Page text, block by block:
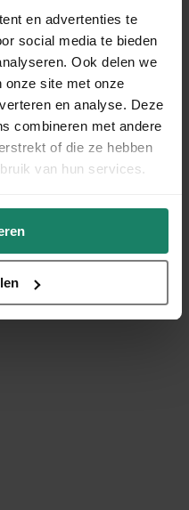
en advertenties te
social media te bieden
Ook delen we
onze site met onze
en analyse. Deze
combineren met andere
of die ze hebben
van hun services.